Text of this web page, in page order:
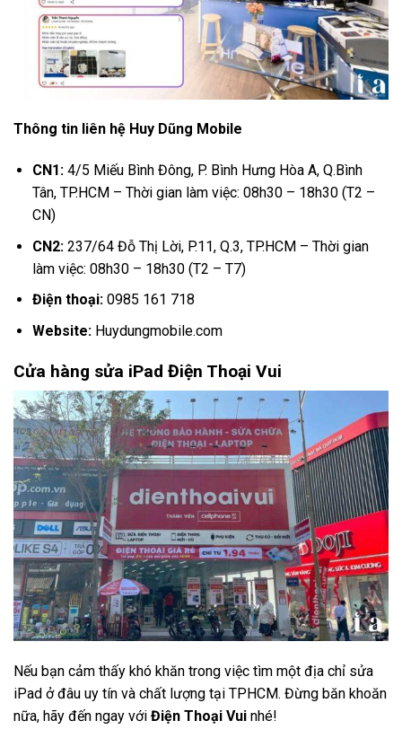
Thông tin liên hệ Huy Dũng Mobile
CN1:4/5 Miếu Bình Đông, P. Bình Hưng Hòa A, Q.Bình
Tân, TP.HCM – Thời gian làm việc: 08h30 – 18h30 (T2 –
CN)
CN2:237/64 Đỗ Thị Lời, P.11, Q.3, TP.HCM – Thời gian
làm việc: 08h30 – 18h30 (T2 – T7)
Điện thoại: 0985 161 718
Website:Huydungmobile.com
Cửa hàng sửa iPad Điện Thoại Vui
Nếu bạn cảm thấy khó khăn trong việc tìm một địa chỉ sửa
iPad ở đâu uy tín và chất lượng tại TPHCM. Đừng băn khoăn
nữa, hãy đến ngay với Điện Thoại Vui nhé!